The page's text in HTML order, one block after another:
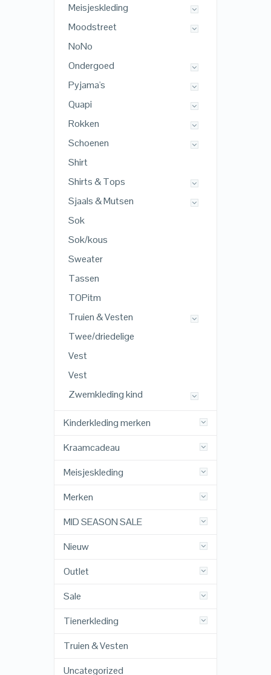
Meisjeskleding
Moodstreet
NoNo
Ondergoed
Pyjama's
Quapi
Rokken
Schoenen
Shirt
Shirts & Tops
Sjaals & Mutsen
Sok
Sok/kous
Sweater
Tassen
TOPitm
Truien & Vesten
Twee/driedelige
Vest
Vest
Zwemkleding kind
Kinderkleding merken
Kraamcadeau
Meisjeskleding
Merken
MID SEASON SALE
Nieuw
Outlet
Sale
Tienerkleding
Truien & Vesten
Uncategorized